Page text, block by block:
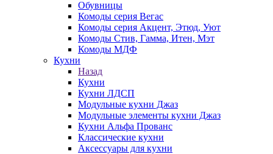
Обувницы
Комоды серия Вегас
Комоды серия Акцент, Этюд, Уют
Комоды Стив, Гамма, Итен, Мэт
Комоды МДФ
Кухни
Назад
Кухни
Кухни ЛДСП
Модульные кухни Джаз
Модульные элементы кухни Джаз
Кухни Альфа Прованс
Классические кухни
Аксессуары для кухни